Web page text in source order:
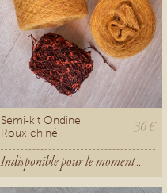
Semi-kit Ondine
Roux chiné
36 €
Indisponible pour le moment...